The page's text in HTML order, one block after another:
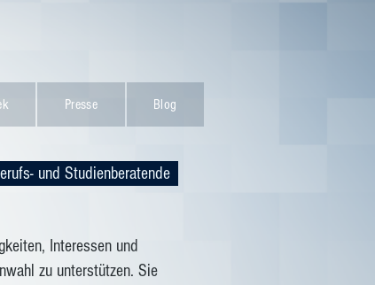
Presse Blog
und Studienberatende
, Interessen und
zu unterstützen. Sie